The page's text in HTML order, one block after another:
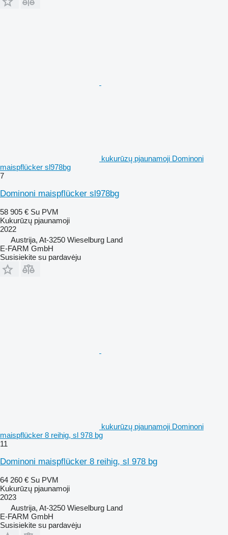
kukurūzų pjaunamoji Dominoni
maispflücker sl978bg
7
Dominoni maispflücker sl978bg
58 905 € Su PVM
Kukurūzų pjaunamoji
2022
Austrija, At-3250 Wieselburg Land
E-FARM GmbH
Susisiekite su pardavėju
kukurūzų pjaunamoji Dominoni
maispflücker 8 reihig, sl 978 bg
11
Dominoni maispflücker 8 reihig, sl 978 bg
64 260 € Su PVM
Kukurūzų pjaunamoji
2023
Austrija, At-3250 Wieselburg Land
E-FARM GmbH
Susisiekite su pardavėju